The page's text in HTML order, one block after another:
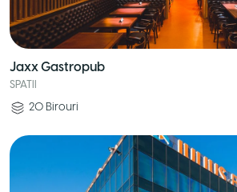
Jaxx Gastropub
SPATII
20 Birouri